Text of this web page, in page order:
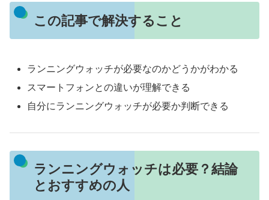
この記事で解決すること
ランニングウォッチが必要なのかどうかがわかる
スマートフォンとの違いが理解できる
自分にランニングウォッチが必要か判断できる
ランニングウォッチは必要？結論
とおすすめの人